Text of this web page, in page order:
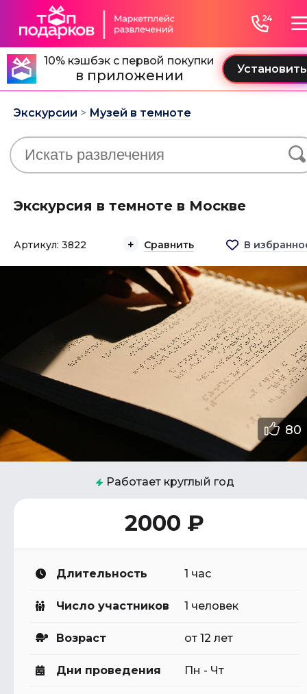
10% кэшбэк с первой покупки
в приложении
Экскурсии > Музей в темноте
Экскурсия в темноте в Москве
Артикул: 3822 Сравнить В
80
Работает круглый год
2000 ₽
Длительность 1 час
Число участников 1 человек
Возраст от 12 лет
Дни проведения Пн - Чт